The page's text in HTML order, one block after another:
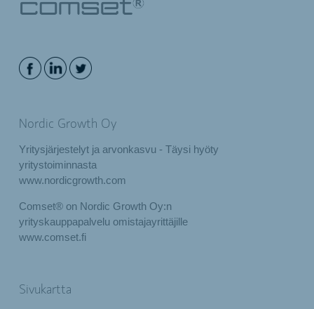
Nordic Growth Oy
Yritysjärjestelyt ja arvonkasvu - Täysi hyöty
yritystoiminnasta
www.nordicgrowth.com
Comset® on Nordic Growth Oy:n
yrityskauppapalvelu omistajayrittäjille
www.comset.fi
Sivukartta